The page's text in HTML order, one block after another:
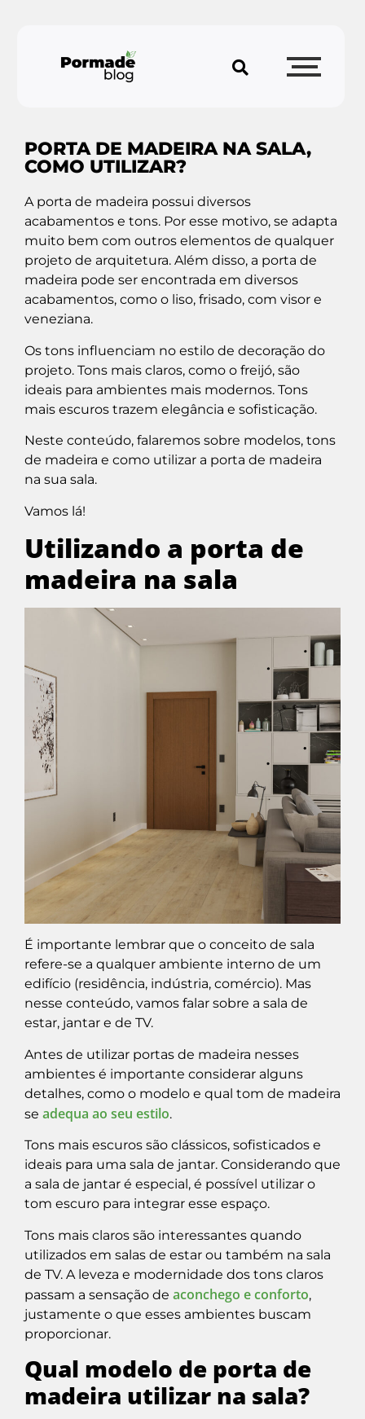
PORTA DE MADEIRA NA SALA,
COMO UTILIZAR?
A porta de madeira possui diversos
acabamentos e tons. Por esse motivo, se adapta
muito bem com outros elementos de qualquer
projeto de arquitetura. Além disso, a porta de
madeira pode ser encontrada em diversos
acabamentos, como o liso, frisado, com visor e
veneziana.
Os tons influenciam no estilo de decoração do
projeto. Tons mais claros, como o freijó, são
ideais para ambientes mais modernos. Tons
mais escuros trazem elegância e sofisticação.
Neste conteúdo, falaremos sobre modelos, tons
de madeira e como utilizar a porta de madeira
na sua sala.
Vamos lá!
Utilizando a porta de
madeira na sala
É importante lembrar que o conceito de sala
refere-se a qualquer ambiente interno de um
edifício (residência, indústria, comércio). Mas
nesse conteúdo, vamos falar sobre a sala de
estar, jantar e de TV.
Antes de utilizar portas de madeira nesses
ambientes é importante considerar alguns
detalhes, como o modelo e qual tom de madeira
se adequa ao seu estilo.
Tons mais escuros são clássicos, sofisticados e
ideais para uma sala de jantar. Considerando que
a sala de jantar é especial, é possível utilizar o
tom escuro para integrar esse espaço.
Tons mais claros são interessantes quando
utilizados em salas de estar ou também na sala
de TV. A leveza e modernidade dos tons claros
passam a sensação de aconchego e conforto,
justamente o que esses ambientes buscam
proporcionar.
Qual modelo de porta de
madeira utilizar na sala?